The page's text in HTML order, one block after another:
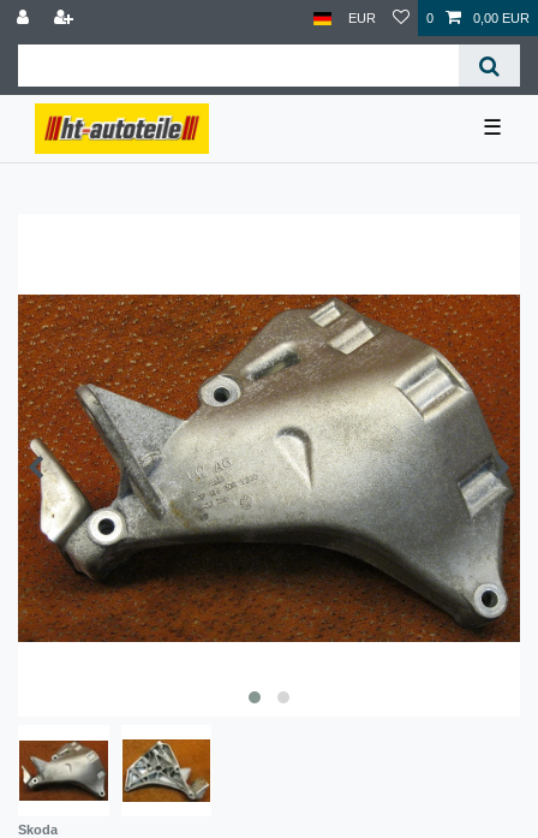
EUR 0 0,00 EUR
☰
Skoda